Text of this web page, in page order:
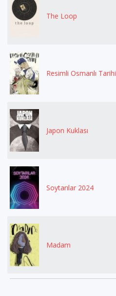
The Loop
Resimli Osmanlı Tarihi
Japon Kuklası
Soytarılar 2024
Madam